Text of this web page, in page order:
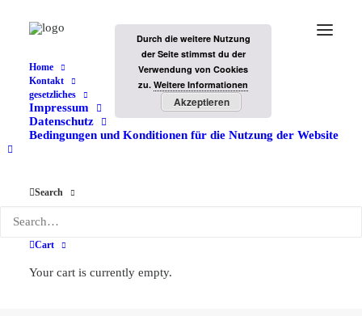
Home
Kontakt
gesetzliches
Impressum
Datenschutz
Bedingungen und Konditionen für die Nutzung der Website
Search
Cart
Your cart is currently empty.
Durch die weitere Nutzung
der Seite stimmst du der
Verwendung von Cookies
zu. Weitere Informationen
Akzeptieren